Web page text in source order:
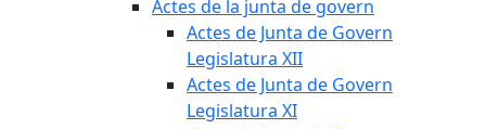
Actes de la junta de govern
Actes de Junta de Govern
Legislatura XII
Actes de Junta de Govern
Legislatura XI